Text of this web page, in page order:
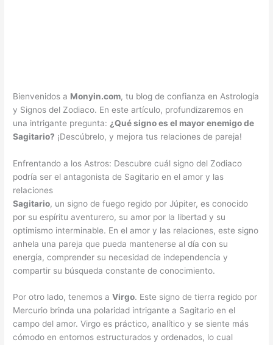
Bienvenidos a Monyin.com, tu blog de confianza en Astrología
y Signos del Zodiaco. En este artículo, profundizaremos en
una intrigante pregunta: ¿Qué signo es el mayor enemigo de
Sagitario? ¡Descúbrelo, y mejora tus relaciones de pareja!
Enfrentando a los Astros: Descubre cuál signo del Zodiaco
podría ser el antagonista de Sagitario en el amor y las
relaciones
Sagitario, un signo de fuego regido por Júpiter, es conocido
por su espíritu aventurero, su amor por la libertad y su
optimismo interminable. En el amor y las relaciones, este signo
anhela una pareja que pueda mantenerse al día con su
energía, comprender su necesidad de independencia y
compartir su búsqueda constante de conocimiento.
Por otro lado, tenemos aVirgo. Este signo de tierra regido por
Mercurio brinda una polaridad intrigante a Sagitario en el
campo del amor. Virgo es práctico, analítico y se siente más
cómodo en entornos estructurados y ordenados, lo cual